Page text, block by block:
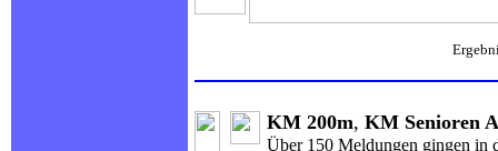
KM 200m, KM Senioren
Über 150 Meldungen gingen in